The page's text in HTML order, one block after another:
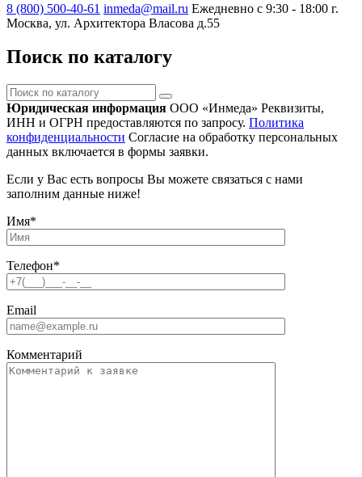
8 (800) 500-40-61 inmeda@mail.ru Ежедневно с 9:30 - 18:00 г.
Москва, ул. Архитектора Власова д.55
Поиск по каталогу
Поиск
по
каталогу
Юридическая информация ООО «Инмеда» Реквизиты,
ИНН и ОГРН предоставляются по запросу. Политика
конфиденциальности Согласие на обработку персональных
данных включается в формы заявки.
Если у Вас есть вопросы Вы можете связаться с нами
заполним данные ниже!
Имя*
Телефон*
Email
Комментарий